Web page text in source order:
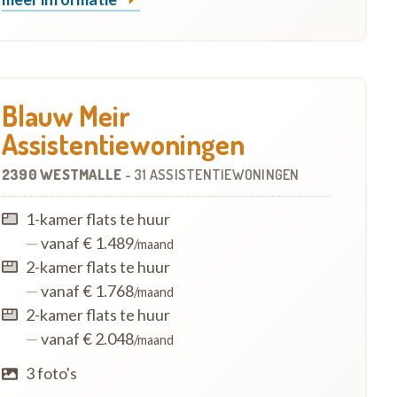
Blauw Meir
Assistentiewoningen
2390 WESTMALLE - 31 ASSISTENTIEWONINGEN
1-kamer flats te huur
—vanaf € 1.489/maand
2-kamer flats te huur
—vanaf € 1.768/maand
2-kamer flats te huur
—vanaf € 2.048/maand
3 foto's